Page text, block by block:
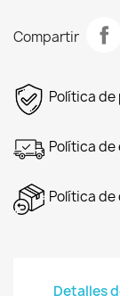
Compartir
Política
Política de
Política
Detalles